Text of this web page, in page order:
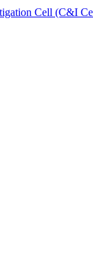
Cell (C&I